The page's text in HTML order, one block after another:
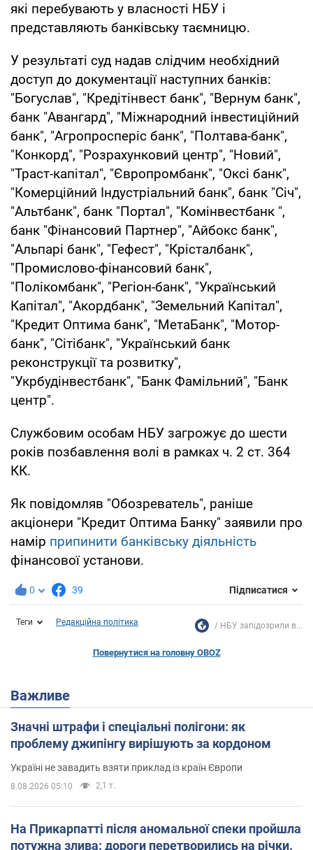
які перебувають у власності НБУ і
представляють банківську таємницю.
У результаті суд надав слідчим необхідний
доступ до документації наступних банків:
"Богуслав", "Кредітінвест банк", "Вернум банк",
банк "Авангард", "Міжнародний інвестиційний
банк", "Агропросперіс банк", "Полтава-банк",
"Конкорд", "Розрахунковий центр", "Новий",
"Траст-капітал", "Європромбанк", "Оксі банк",
"Комерційний Індустріальний банк", банк "Січ",
"Альтбанк", банк "Портал", "Комінвестбанк ",
банк "Фінансовий Партнер", "Айбокс банк",
"Альпарі банк", "Гефест", "Крісталбанк",
"Промислово-фінансовий банк",
"Полікомбанк", "Регіон-банк", "Український
Капітал", "Акордбанк", "Земельний Капітал",
"Кредит Оптима банк", "МетаБанк", "Мотор-
банк", "Сітібанк", "Український банк
реконструкції та розвитку",
"Укрбудінвестбанк", "Банк Фамільний", "Банк
центр".
Службовим особам НБУ загрожує до шести
років позбавлення волі в рамках ч. 2 ст. 364
КК.
Як повідомляв "Обозреватель", раніше
акціонери "Кредит Оптима Банку" заявили про
намір припинити банківську діяльність
фінансової установи.
0 39 Підписатися
Теги Редакційна політика НБУ запідозрили в...
Повернутися на головну OBOZ
Важливе
Значні штрафи і спеціальні полігони: як
проблему джипінгу вирішують за кордоном
Україні не завадить взяти приклад із країн Європи
8.08.2026 05:10 2,1 т.
На Прикарпатті після аномальної спеки пройшла
потужна злива: дороги перетворились на річки.